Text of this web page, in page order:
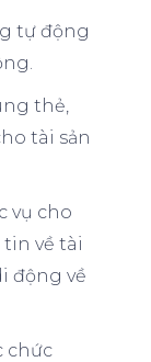
tự động
thẻ,
tài sản
vụ cho
về tài
động về
chức